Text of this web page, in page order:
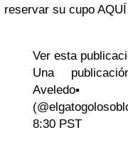
reservar su cupo AQUÍ
Ver esta
Una
8:30 PST